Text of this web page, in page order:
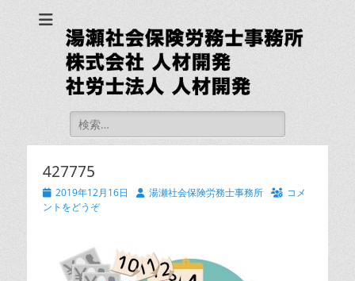
湯瀬社会保険労務士
事務所 社労士法人
人材開発
検
索:
427775
投
稿
2019年12月16日
投 湯瀬社会保険労務士事務所
コメ
ントをどうぞ